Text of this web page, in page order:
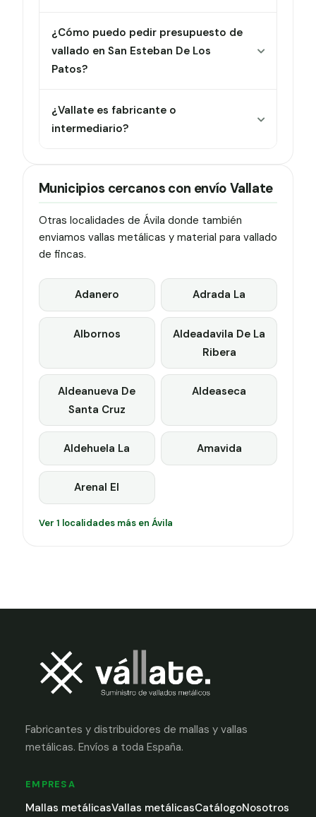
¿Cómo puedo pedir presupuesto de
vallado en San Esteban De Los
Patos?
¿Vallate es fabricante o
intermediario?
Municipios cercanos con envío Vallate
Otras localidades de Ávila donde también
enviamos vallas metálicas y material para vallado
de fincas.
Adanero Adrada La
Albornos
Aldeadavila De La
Ribera
Aldeanueva De
Santa Cruz
Aldeaseca
Aldehuela La Amavida
Arenal El
Ver 1 localidades más en Ávila
Fabricantes y distribuidores de mallas y vallas
metálicas. Envíos a toda España.
EMPRESA
Mallas metálicasVallas metálicasCatálogoNosotros